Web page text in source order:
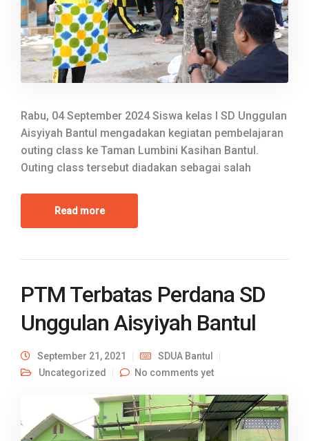
Rabu, 04 September 2024 Siswa kelas I SD Unggulan
Aisyiyah Bantul mengadakan kegiatan pembelajaran
outing class ke Taman Lumbini Kasihan Bantul.
Outing class tersebut diadakan sebagai salah
Read more
PTM Terbatas Perdana SD
Unggulan Aisyiyah Bantul
September 21, 2021
SDUA Bantul
Uncategorized
No comments yet